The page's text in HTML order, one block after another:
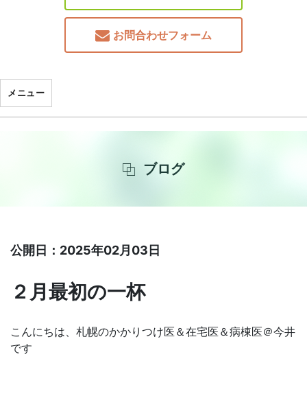
お問合わせフォーム
メニュー
ブログ
公開日：2025年02月03日
２月最初の一杯
こんにちは、札幌のかかりつけ医＆在宅医＆病棟医＠今井
です